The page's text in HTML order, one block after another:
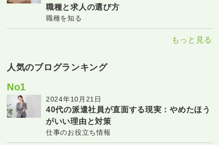
職種と求人の選び方
職種を知る
もっと見る
人気のブログランキング
No1
2024年10月21日
40代の派遣社員が直面する現実：やめたほう
がいい理由と対策
仕事のお役立ち情報